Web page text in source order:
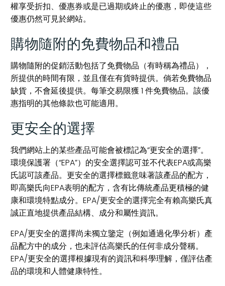
權享受折扣、優惠券或是已過期或終止的優惠，即使這些
優惠仍然可見於網站。
購物隨附的免費物品和禮品
購物隨附的促銷活動包括了免費物品（有時稱為禮品），
所提供的時間有限，並且僅在有貨時提供。倘若免費物品
缺貨，不會延後提供。每筆交易限獲 1 件免費物品。該優
惠指明的其他條款也可能適用。
更安全的選擇
我們網站上的某些產品可能會被標記為“更安全的選擇”。
環境保護署（“EPA”）的安全選擇認可並不代表EPA或高樂
氏認可該產品。更安全的選擇標籤意味著該產品的配方，
即高樂氏向EPA表明的配方，含有比傳統產品更積極的健
康和環境特點成分。EPA/更安全的選擇完全有賴高樂氏真
誠正直地提供產品結構、成分和屬性資訊。
EPA/更安全的選擇尚未獨立鑒定（例如通過化學分析）產
品配方中的成分，也未評估高樂氏的任何非成分聲稱。
EPA/更安全的選擇根據現有的資訊和科學理解，僅評估產
品的環境和人體健康特性。